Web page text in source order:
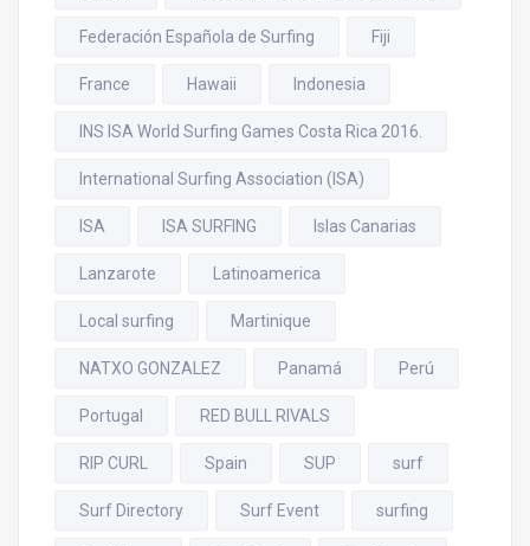
Federación Española de Surfing Fiji
France Hawaii Indonesia
INS ISA World Surfing Games Costa Rica 2016.
International Surfing Association (ISA)
ISA ISA SURFING Islas Canarias
Lanzarote Latinoamerica
Local surfing Martinique
NATXO GONZALEZ Panamá Perú
Portugal RED BULL RIVALS
RIP CURL Spain SUP surf
Surf Directory Surf Event surfing